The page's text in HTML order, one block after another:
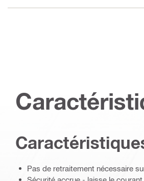
Pas de retraitement nécessaire